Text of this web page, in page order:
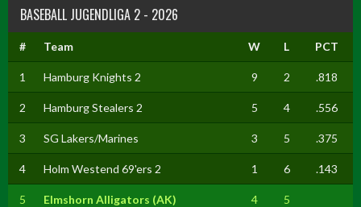
BASEBALL JUGENDLIGA 2 - 2026
# Team W L PCT
1 Hamburg Knights 2 9 2 .818
2 Hamburg Stealers 2 5 4 .556
3 SG Lakers/Marines 3 5 .375
4 Holm Westend 69'ers 2 1 6 .143
5 Elmshorn Alligators (AK) 4 5